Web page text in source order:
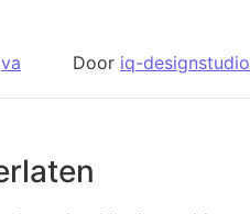
va Door iq-designstudio